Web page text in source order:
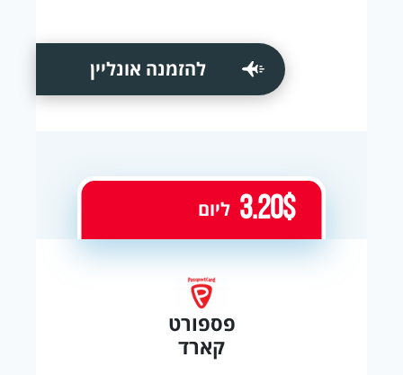
להזמנה אונליין
פספורט
קארד
3.20$ ליום